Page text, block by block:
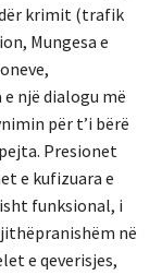
krimit (trafik
Mungesa e
një dialogu më
për t’i bërë
Presionet
e kufizuara e
funksional, i
në
e qeverisjes,